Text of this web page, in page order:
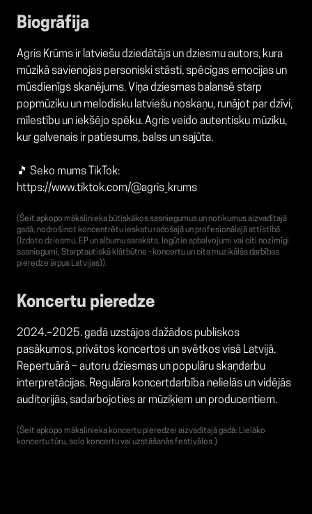
Biogrāfija
Agris Krūms ir latviešu dziedātājs un dziesmu autors, kura
mūzikā savienojas personiski stāsti, spēcīgas emocijas un
mūsdienīgs skanējums. Viņa dziesmas balansē starp
popmūziku un melodisku latviešu noskaņu, runājot par dzīvi,
mīlestību un iekšējo spēku. Agris veido autentisku mūziku,
kur galvenais ir patiesums, balss un sajūta.
🎵 Seko mums TikTok:
https://www.tiktok.com/@agris_krums
(Šeit apkopo mākslinieka būtiskākos sasniegumus un notikumus aizvadītajā
gadā, nodrošinot koncentrētu ieskatu radošajā un profesionālajā attīstībā.
(Izdoto dziesmu, EP un albumu saraksts, Iegūtie apbalvojumi vai citi nozīmīgi
sasniegumi, Starptautiskā klātbūtne - koncertu un cita muzikālās darbības
pieredze ārpus Latvijas)).
Koncertu pieredze
2024.–2025. gadā uzstājos dažādos publiskos
pasākumos, privātos koncertos un svētkos visā Latvijā.
Repertuārā – autoru dziesmas un populāru skaņdarbu
interpretācijas. Regulāra koncertdarbība nelielās un vidējās
auditorijās, sadarbojoties ar mūziķiem un producentiem.
(Šeit apkopo mākslinieka koncertu pieredzei aizvadītajā gadā: Lielāko
koncertu tūru, solo koncertu vai uzstāšanās festivālos.)